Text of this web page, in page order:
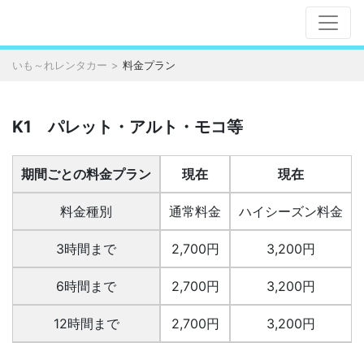
いも～れレンタカー 料金プラン
K1 パレット・アルト・モコ等
期間ごとの料金プラン
料金種別
3時間まで
6時間まで
12時間まで
現在
通常料金
2,700円
2,700円
2,700円
現在
ハイシーズン料金
3,200円
3,200円
3,200円